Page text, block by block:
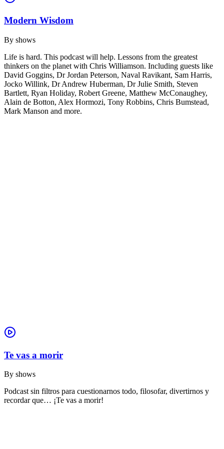
Modern Wisdom
By shows
Life is hard. This podcast will help. Lessons from the greatest
thinkers on the planet with Chris Williamson. Including guests like
David Goggins, Dr Jordan Peterson, Naval Ravikant, Sam Harris,
Jocko Willink, Dr Andrew Huberman, Dr Julie Smith, Steven
Bartlett, Ryan Holiday, Robert Greene, Matthew McConaughey,
Alain de Botton, Alex Hormozi, Tony Robbins, Chris Bumstead,
Mark Manson and more.
Te vas a morir
By shows
Podcast sin filtros para cuestionarnos todo, filosofar, divertirnos y
recordar que… ¡Te vas a morir!